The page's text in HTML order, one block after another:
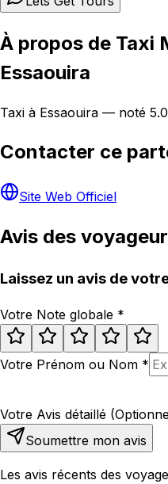
À propos de Taxi
Essaouira
Taxi à Essaouira — noté
Contacter ce
Site Web Officiel
Avis des
Laissez un avis de
Votre Note globale *
Votre Prénom ou Nom *
Votre Avis détaillé
Soumettre mon avis
Les avis récents des